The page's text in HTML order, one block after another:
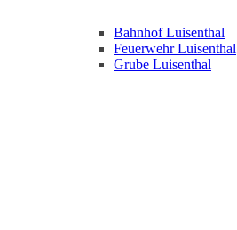
Bahnhof Luisenthal
Feuerwehr Luisenthal
Grube Luisenthal